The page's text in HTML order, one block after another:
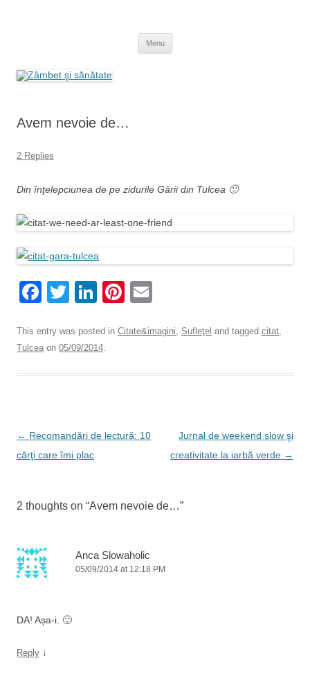
Menu
Avem nevoie de…
2 Replies
Din înţelepciunea de pe zidurile Gării din Tulcea 🙂
F
c
e
k
T
tt
er
Li
k
e
Pi
er ail
This entry was posted in Citate&imagini, Sufleţel and tagged citat,
Tulcea on 05/09/2014.
Post
navigation
← Recomandări de lectură: 10
cărţi care îmi plac
Jurnal de weekend slow şi
creativitate la iarbă verde →
2 thoughts on “Avem nevoie de…”
Anca Slowaholic
05/09/2014 at 12:18 PM
DA! Așa-i. 🙂
Reply ↓